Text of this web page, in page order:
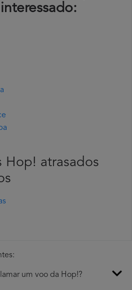
Hop! atrasados
um voo da Hop!?